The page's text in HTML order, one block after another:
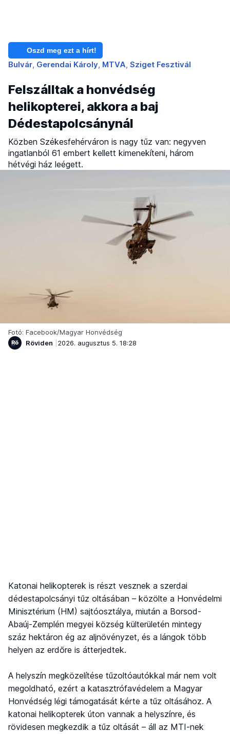
Oszd meg ezt a hírt!
Bulvár Gerendai Károly MTVA Sziget Fesztivál
Felszálltak a honvédség
helikopterei, akkora a baj
Dédestapolcsánynál
Közben Székesfehérváron is nagy tűz van: negyven
ingatlanból 61 embert kellett kimenekíteni, három
hétvégi ház leégett.
Fotó: Facebook/Magyar Honvédség
Röviden
2026. augusztus 5. 18:28
Katonai helikopterek is részt vesznek a szerdai
dédestapolcsányi tűz oltásában – közölte a Honvédelmi
Minisztérium (HM) sajtóosztálya, miután a Borsod-
Abaúj-Zemplén megyei község külterületén mintegy
száz hektáron ég az aljnövényzet, és a lángok több
helyen az erdőre is átterjedtek.
A helyszín megközelítése tűzoltóautókkal már nem volt
megoldható, ezért a katasztrófavédelem a Magyar
Honvédség légi támogatását kérte a tűz oltásához. A
katonai helikopterek úton vannak a helyszínre, és
rövidesen megkezdik a tűz oltását – áll az MTI-nek